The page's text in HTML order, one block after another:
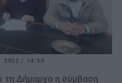
2022/ 14:30
Δήμαρχο η σύμβαση